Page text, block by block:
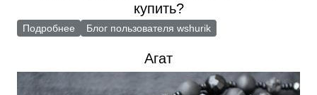
купить?
Подробнее о Украшения из пластики. Лепить или купить?
Блог пользователя wshurik
Агат